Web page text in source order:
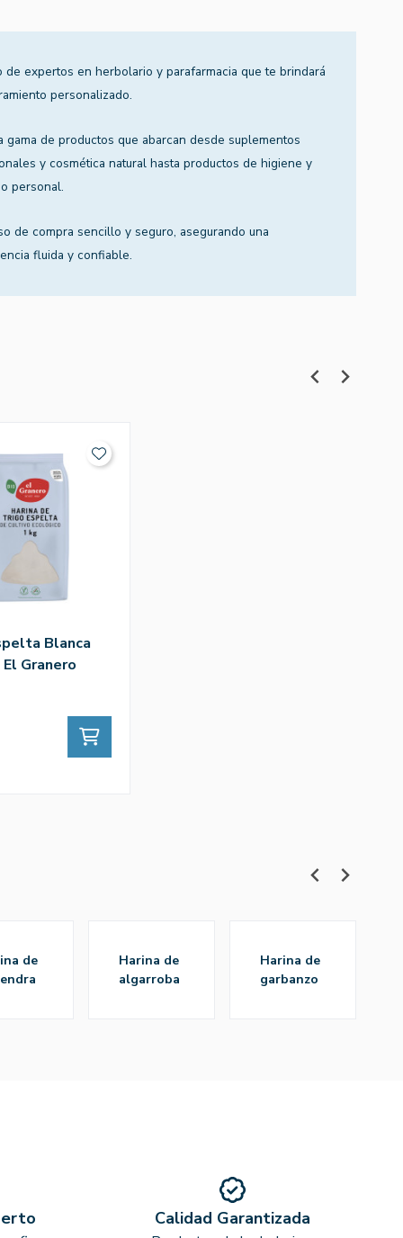
de expertos en herbolario y parafarmacia que te brindará
personalizado.
gama de productos que abarcan desde suplementos
y cosmética natural hasta productos de higiene y
personal.
de compra sencillo y seguro, asegurando una
fluida y confiable.
Blanca
Granero
harina de
algarroba
harina de
garbanzo
Calidad Garantizada